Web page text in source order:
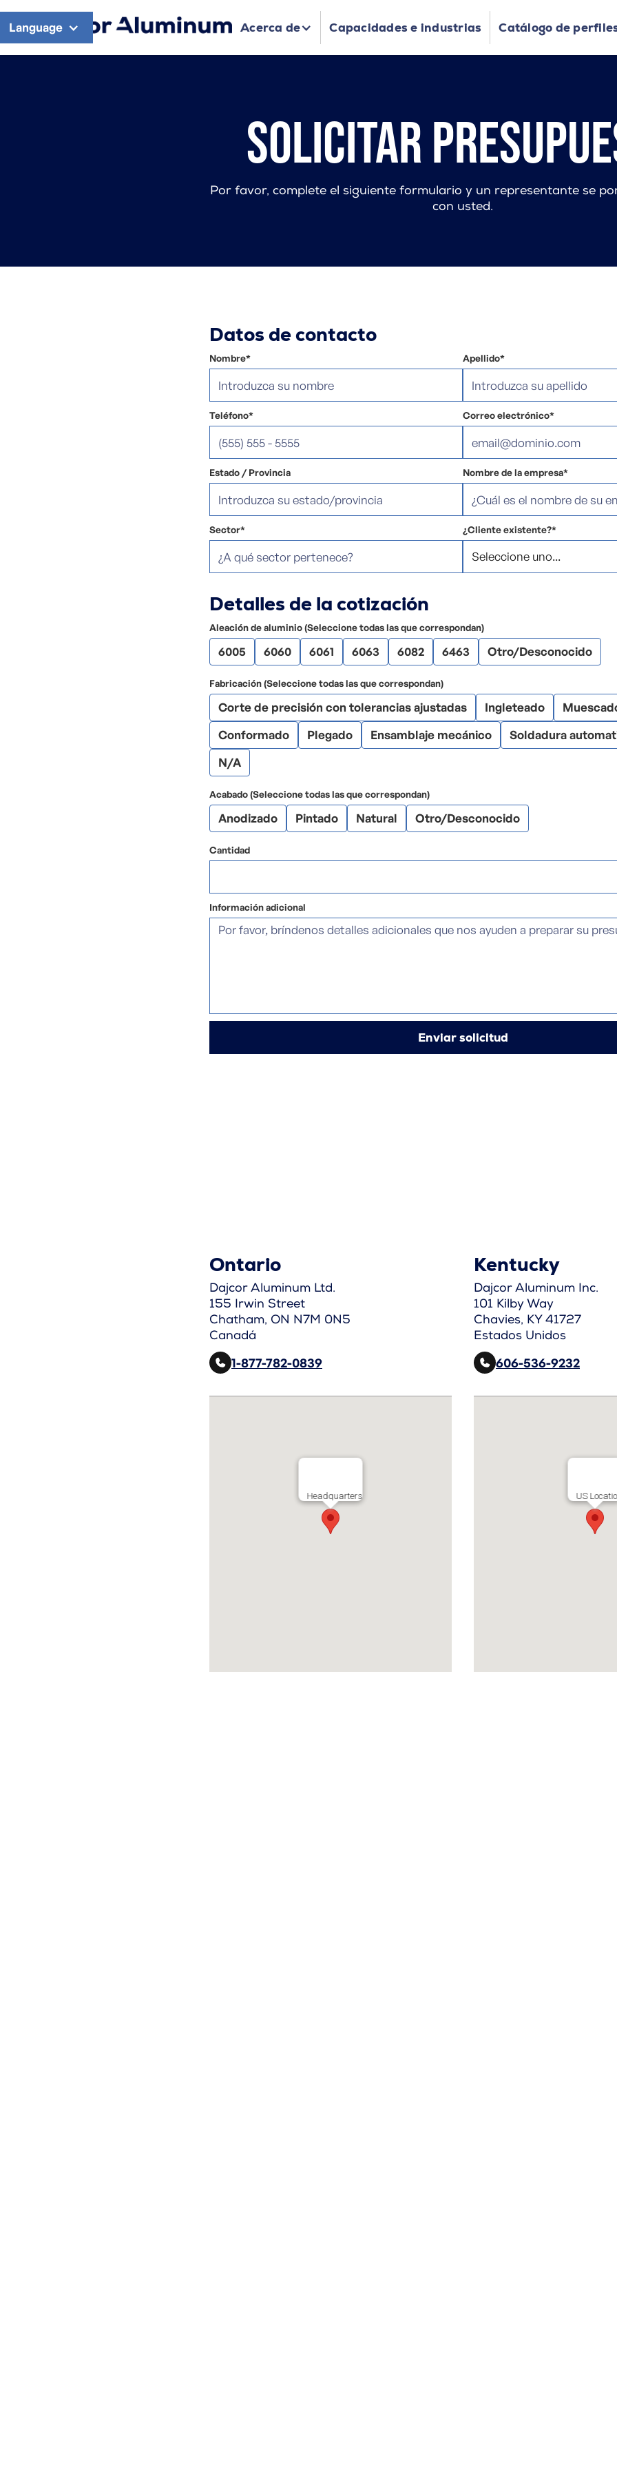
Acerca de Capacidades e industrias Catálogo de
Language
Solicitar
Por favor, complete el siguiente formulario y un representante se
con usted.
Datos de contacto
Nombre* Apellido*
Teléfono* Correo electrónico*
Estado / Provincia Nombre de la empresa*
Sector* ¿Cliente existente?*
Detalles de la cotización
Aleación de aluminio (Seleccione todas las que correspondan)
6005 6060 6061 6063 6082 6463 Otro/Desconocido
Fabricación (Seleccione todas las que correspondan)
Corte de precisión con tolerancias ajustadas Ingleteado
Conformado
Plegado Ensamblaje mecánico
Soldadura
N/A
Acabado (Seleccione todas las que correspondan)
Anodizado Pintado Natural Otro/Desconocido
Cantidad
Información adicional
Ontario
Dajcor Aluminum Ltd.
155 Irwin Street
Chatham, ON N7M 0N5
Canadá
1-877-782-0839
Headquarters
Kentucky
Dajcor Aluminum Inc.
101 Kilby Way
Chavies, KY 41727
Estados Unidos
606-536-9232
US